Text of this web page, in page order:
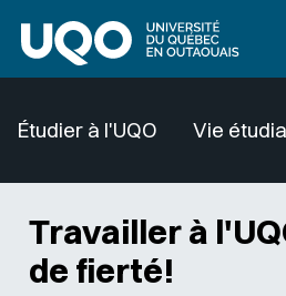
Étudier à l'UQO Vie
Travailler à
de fierté!